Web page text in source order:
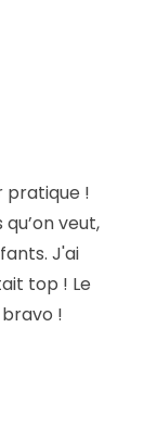
pratique !
veut,
J'ai
top ! Le
!